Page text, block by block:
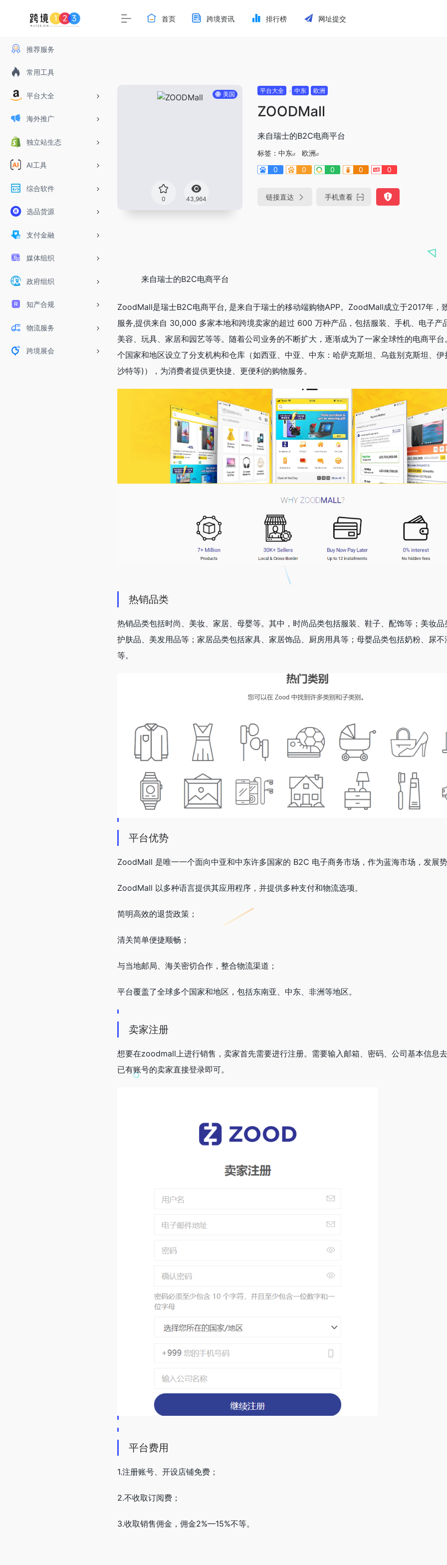
推荐服务
常用工具
平台大全
海外推广
独立站生态
AI工具
综合软件
选品货源
支付金融
媒体组织
政府组织
知产合规
物流服务
跨境展会
首页 跨境资讯 排行榜 网址提交
美国
0 43,964
平台大全 中东 欧洲
ZOODMall
来自瑞士的B2C电商平台
标签： 中东
欧洲
0
0 0 0 0
链接直达 手机查看
来自瑞士的B2C电商平台
ZoodMall是瑞士B2C电商平台, 是来自于瑞士的移动端购物APP。ZoodMall成立于2017年，
服务,提供来自 30,000 多家本地和跨境卖家的超过 600 万种产品，包括服装、手机、电子产
美容、玩具、家居和园艺等等。随着公司业务的不断扩大，逐渐成为了一家全球性的电商平
个国家和地区设立了分支机构和仓库（如西亚、中亚、中东：哈萨克斯坦、乌兹别克斯坦、伊
沙特等)），为消费者提供更快捷、更便利的购物服务。
热销品类
热销品类包括时尚、美妆、家居、母婴等。其中，时尚品类包括服装、鞋子、配饰等；美妆品
护肤品、美发用品等；家居品类包括家具、家居饰品、厨房用具等；母婴品类包括奶粉、尿不
等。
平台优势
ZoodMall 是唯一一个面向中亚和中东许多国家的 B2C 电子商务市场，作为蓝海市场，发展
ZoodMall 以多种语言提供其应用程序，并提供多种支付和物流选项。
简明高效的退货政策；
清关简单便捷顺畅；
与当地邮局、海关密切合作，整合物流渠道；
平台覆盖了全球多个国家和地区，包括东南亚、中东、非洲等地区。
卖家注册
想要在zoodmall上进行销售，卖家首先需要进行注册。需要输入邮箱、密码、公司基本信息去
已有账号的卖家直接登录即可。
平台费用
1.注册账号、开设店铺免费；
2.不收取订阅费；
3.收取销售佣金，佣金2%—15%不等。